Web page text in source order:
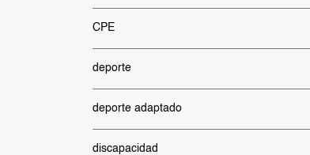
CPE
deporte
deporte adaptado
discapacidad